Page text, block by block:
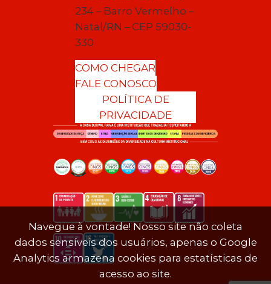
234 – Barro Vermelho –
Natal/RN – CEP 59030-
330
COMO CHEGAR
FALE CONOSCO
POLÍTICA DE
PRIVACIDADE
Navegue à vontade! Nosso site não coleta
dados sensíveis dos usuários, apenas o Google
Analytics armazena cookies para estatísticas de
acesso ao site.